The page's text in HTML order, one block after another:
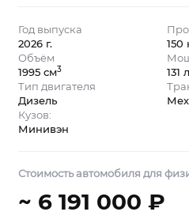
Год выпуска
2026 г.
150
Объём
1995 см3
131
Тип двигателя
Дизель
Кузов:
Минивэн
Стоимость автомобиля для
~ 6 191 000 ₽